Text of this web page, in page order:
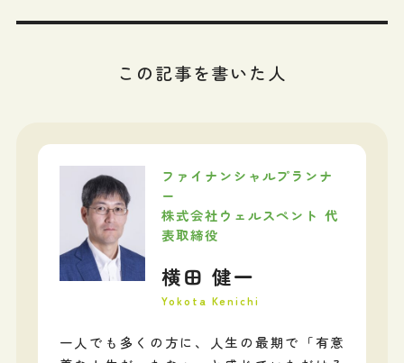
この記事を書いた人
ファイナンシャルプランナ
ー
株式会社ウェルスペント 代
表取締役
横田 健一
Yokota Kenichi
一人でも多くの方に、人生の最期で「有意